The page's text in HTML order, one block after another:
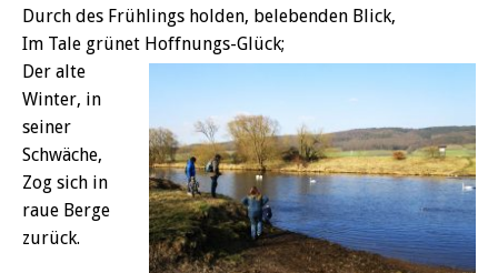
Durch des Frühlings holden, belebenden Blick,
Im Tale grünet Hoffnungs-Glück;
Der alte
Winter, in
seiner
Schwäche,
Zog sich in
raue Berge
zurück.